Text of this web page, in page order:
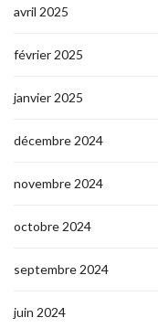
avril 2025
février 2025
janvier 2025
décembre 2024
novembre 2024
octobre 2024
septembre 2024
juin 2024